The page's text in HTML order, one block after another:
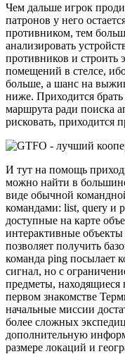
Чем дальше игрок
патронов у него
противником, тем
анализировать
противников и строить
помещений в стелсе,
больше, а шанс на
ниже. Приходится
маршрута ради поиска
рисковать, приходится
И тут на помощь
можно найти в
виде обычной
командами: list, query и
доступные на карте
интерактивные
позволяет получить
команда ping посылает
сигнал, но с
предметы,
первом знакомстве
начальные миссии
более сложных
дополнительную
размере локаций и